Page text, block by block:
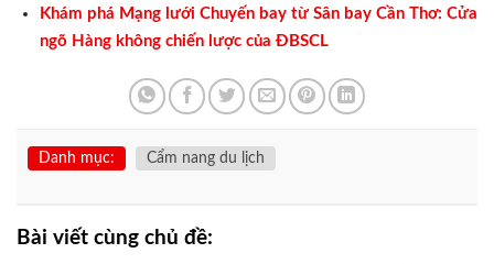
Khám phá Mạng lưới Chuyến bay từ Sân bay Cần Thơ: Cửa
ngõ Hàng không chiến lược của ĐBSCL
Danh mục: Cẩm nang du lịch
Bài viết cùng chủ đề: